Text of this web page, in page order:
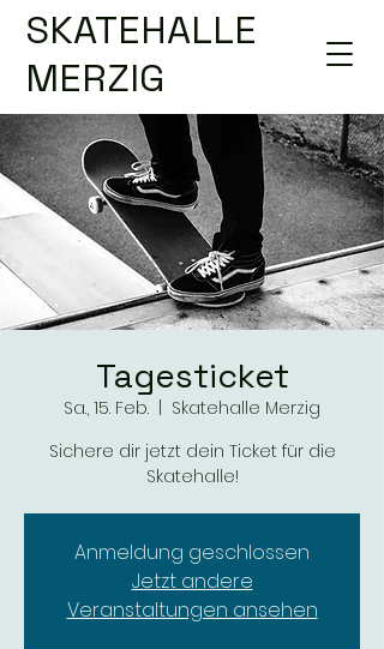
SKATEHALLE
MERZIG
Tagesticket
Sa., 15. Feb.
Skatehalle Merzig
Sichere dir jetzt dein Ticket für die
Skatehalle!
Anmeldung geschlossen
Jetzt andere
Veranstaltungen ansehen